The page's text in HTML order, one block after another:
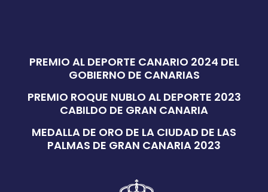
PREMIO AL DEPORTE CANARIO 2024 DEL
GOBIERNO DE CANARIAS
PREMIO ROQUE NUBLO AL DEPORTE 2023
CABILDO DE GRAN CANARIA
MEDALLA DE ORO DE LA CIUDAD DE LAS
PALMAS DE GRAN CANARIA 2023